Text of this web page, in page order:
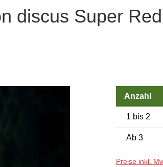
discus Super
Anzahl
1 bis 2
Ab 3
Preise inkl.